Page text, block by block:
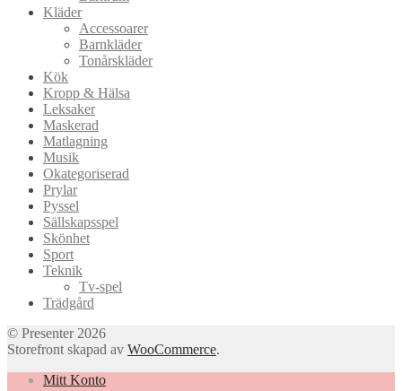
Kläder
Accessoarer
Barnkläder
Tonårskläder
Kök
Kropp & Hälsa
Leksaker
Maskerad
Matlagning
Musik
Okategoriserad
Prylar
Pyssel
Sällskapsspel
Skönhet
Sport
Teknik
Tv-spel
Trädgård
© Presenter 2026
Storefront skapad av WooCommerce.
Mitt Konto